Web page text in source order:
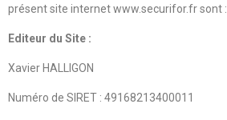
présent site internet www.securifor.fr sont :
Editeur du Site :
Xavier HALLIGON
Numéro de SIRET : 49168213400011